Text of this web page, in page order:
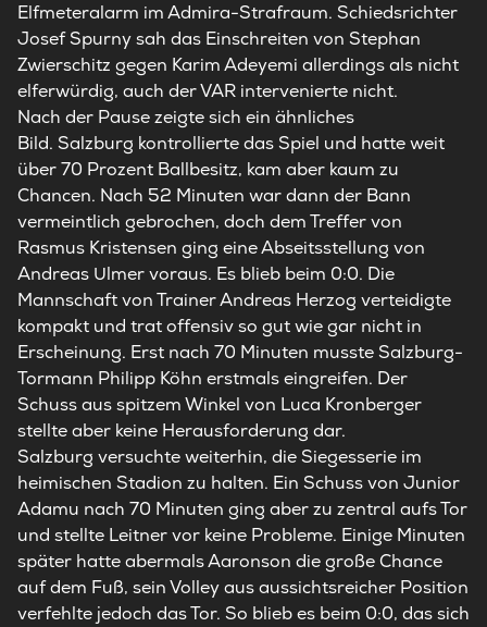
Elfmeteralarm im Admira-Strafraum. Schiedsrichter
Josef Spurny sah das Einschreiten von Stephan
Zwierschitz gegen Karim Adeyemi allerdings als nicht
elferwürdig, auch der VAR intervenierte nicht.
Nach der Pause zeigte sich ein ähnliches
Bild. Salzburg kontrollierte das Spiel und hatte weit
über 70 Prozent Ballbesitz, kam aber kaum zu
Chancen. Nach 52 Minuten war dann der Bann
vermeintlich gebrochen, doch dem Treffer von
Rasmus Kristensen ging eine Abseitsstellung von
Andreas Ulmer voraus. Es blieb beim 0:0. Die
Mannschaft von Trainer Andreas Herzog verteidigte
kompakt und trat offensiv so gut wie gar nicht in
Erscheinung. Erst nach 70 Minuten mussteSalzburg-
Tormann Philipp Köhn erstmals eingreifen. Der
Schuss aus spitzem Winkel von Luca Kronberger
stellte aber keine Herausforderung dar.
Salzburg versuchte weiterhin, die Siegesserie im
heimischen Stadion zu halten. Ein Schuss von Junior
Adamu nach 70 Minuten ging aber zu zentral aufs Tor
und stellte Leitner vor keine Probleme. Einige Minuten
später hatte abermals Aaronson die große Chance
auf dem Fuß, sein Volley aus aussichtsreicher Position
verfehlte jedoch das Tor. So blieb es beim 0:0, das sich